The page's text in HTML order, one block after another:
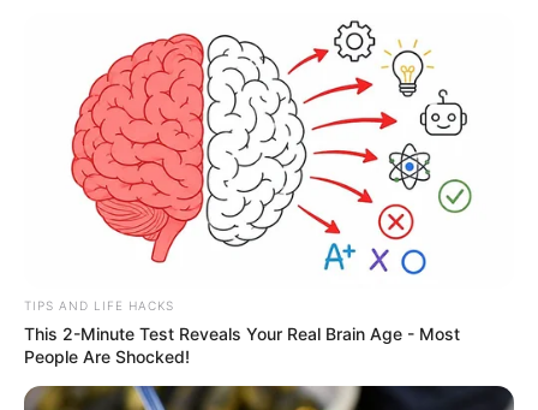
TIPS AND LIFE HACKS
This 2-Minute Test Reveals Your Real Brain Age - Most
People Are Shocked!